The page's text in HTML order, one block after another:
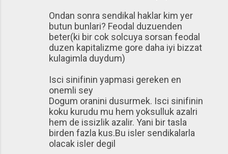
Ondan sonra sendikal haklar kim yer
butun bunlari? Feodal duzuenden
beter(ki bir cok solcuya sorsan feodal
duzen kapitalizme gore daha iyi bizzat
kulagimla duydum)
Isci sinifinin yapmasi gereken en
onemli sey
Dogum oranini dusurmek. Isci sinifinin
koku kurudu mu hem yoksulluk azalri
hem de issizlik azalir. Yani bir tasla
birden fazla kus.Bu isler sendikalarla
olacak isler degil